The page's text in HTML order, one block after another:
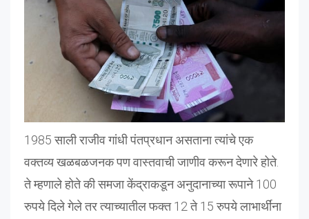
1985 साली राजीव गांधी पंतप्रधान असताना त्यांचे एक
वक्तव्य खळबळजनक पण वास्तवाची जाणीव करून देणारे होते.
ते म्हणाले होते की समजा केंद्राकडून अनुदानाच्या रूपाने 100
रुपये दिले गेले तर त्याच्यातील फक्त 12 ते 15 रुपये लाभार्थींना